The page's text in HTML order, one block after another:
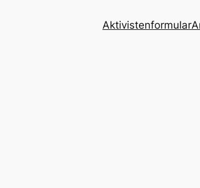
Aktivistenformular